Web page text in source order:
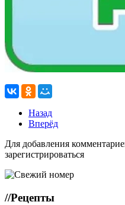
Назад
Вперёд
Для добавления
зарегистрироваться
//Рецепты